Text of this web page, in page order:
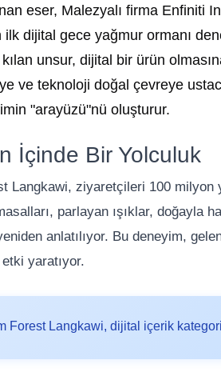
eser, Malezyalı firma Enfiniti
ilk dijital gece yağmur ormanı
unsur, dijital bir ürün
ve teknoloji doğal çevreye
"arayüzü"nü oluşturur.
İçinde Bir Yolculuk
Langkawi, ziyaretçileri 100 milyon
parlayan ışıklar, doğayla
anlatılıyor. Bu deneyim,
yaratıyor.
Forest Langkawi, dijital içerik